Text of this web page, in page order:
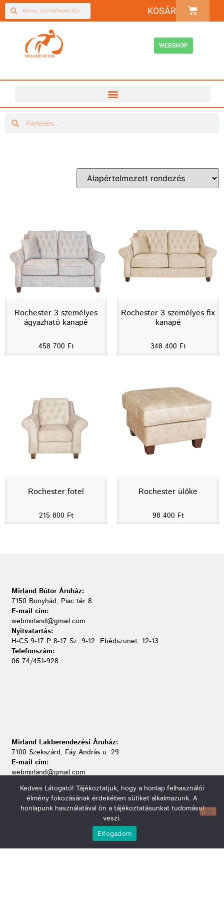
KOSÁR
WEBSHOP
Rochester 3 személyes
ágyazható kanapé
458 700 Ft
Rochester 3 személyes fix
kanapé
348 400 Ft
Rochester fotel
215 800 Ft
Rochester ülőke
98 400 Ft
Mirland Lakberendezési Áruház:
7100 Szekszárd, Fáy András u. 29
E-mail cím:
webmirland@gmail.com
H-P 9-17:30 Sz: 9-12
Telefonszám:
06 74/510-686
Mirland Bútor Áruház:
7150 Bonyhád, Piac tér 8.
E-mail cím:
webmirland@gmail.com
Nyitvatartás:
H-CS 9-17 P 8-17 Sz: 9-12 Ebédszünet: 12-13
Telefonszám:
06 74/451-928
Kedves Látogató! Tájékoztatjuk, hogy a honlap felhasználói
élmény fokozásának érdekében sütiket alkalmazunk. A
honlapunk használatával ön a tájékoztatásunkat tudomásul
veszi.
Elfogadom